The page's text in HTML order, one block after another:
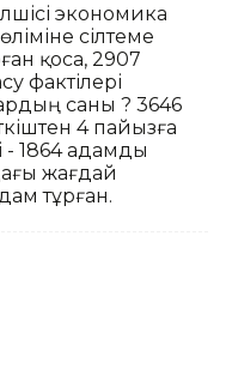
экономика
сілтеме
қоса, 2907
фактілері
саны ? 3646
4 пайызға
- 1864 адамды
жағдай
тұрған.